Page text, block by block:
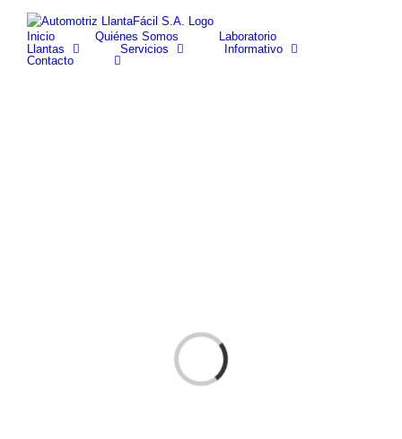
content
facebook
youtube
Inicio
Quiénes Somos
Laboratorio
Llantas
Servicios
Informativo
Contacto
Cargando...